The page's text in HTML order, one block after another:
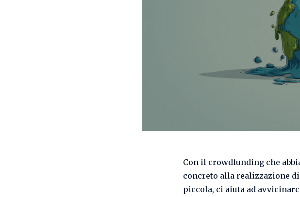
Con il crowdfunding che
concreto alla realizzazione
piccola, ci aiuta ad